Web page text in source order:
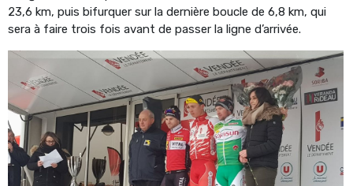
23,6 km, puis bifurquer sur la dernière boucle de 6,8 km, qui
sera à faire trois fois avant de passer la ligne d’arrivée.